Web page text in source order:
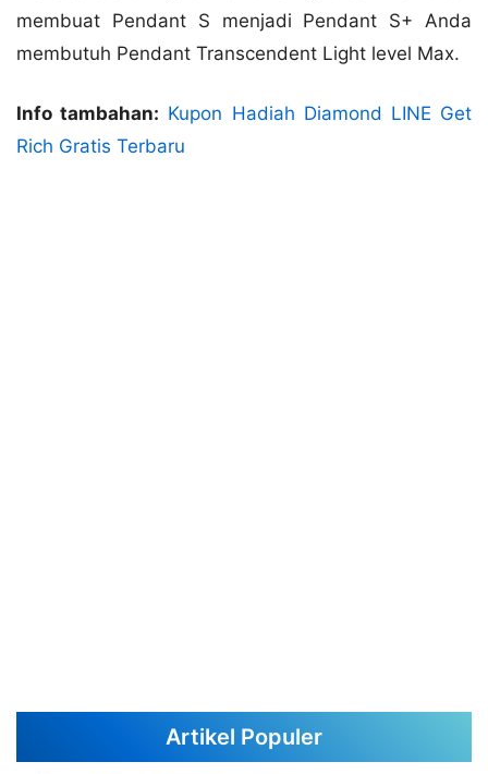
membuat Pendant S menjadi Pendant S+ Anda
membutuh Pendant Transcendent Light level Max.
Info tambahan: Kupon Hadiah Diamond LINE Get
Rich Gratis Terbaru
Artikel Populer